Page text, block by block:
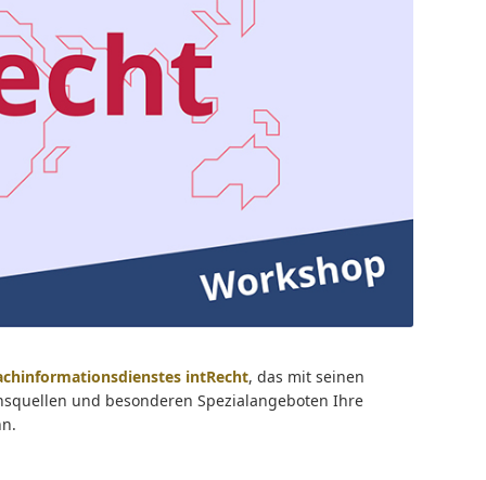
intRecht, das mit seinen
und besonderen Spezialangeboten Ihre